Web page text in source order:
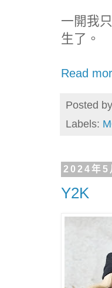
一開我
生了。
Read
Posted by
Labels:
2024年5
Y2K